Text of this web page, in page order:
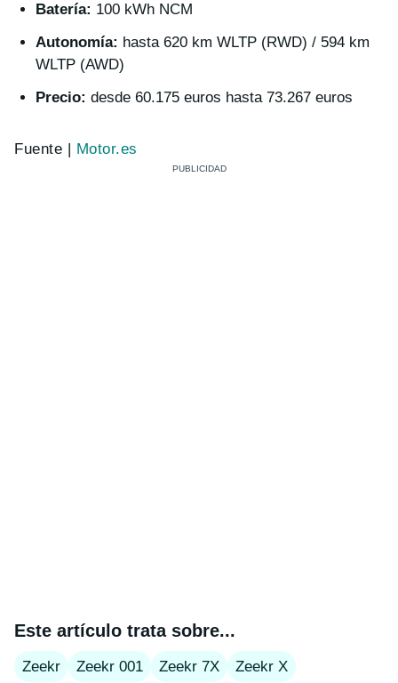
Batería: 100 kWh NCM
Autonomía: hasta 620 km WLTP (RWD) / 594 km
WLTP (AWD)
Precio: desde 60.175 euros hasta 73.267 euros
Fuente | Motor.es
Este artículo trata sobre...
Zeekr Zeekr 001 Zeekr 7X Zeekr X